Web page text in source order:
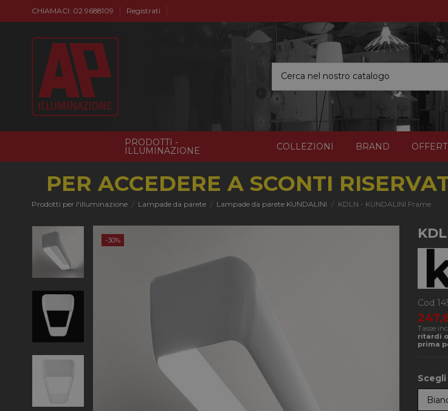
CHIAMACI: 02 9688109 Registrati
PRODOTTI -
ILLUMINAZIONE COLLEZIONI BRAND
PER ACCEDERE A SCONTI
Prodotti per l'illuminazione Lampade da parete Lampade da parete KUNDALINI KDLN - KUNDALINI Frame
-30%
Cod
Tasse
ritardi
prima